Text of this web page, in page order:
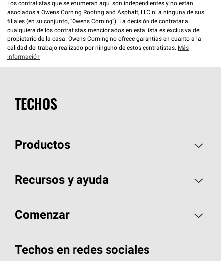
Los contratistas que se enumeran aquí son independientes y no están
asociados a Owens Corning Roofing and Asphalt, LLC ni a ninguna de sus
filiales (en su conjunto, “Owens Corning”). La decisión de contratar a
cualquiera de los contratistas mencionados en esta lista es exclusiva del
propietario de la casa. Owens Corning no ofrece garantías en cuanto a la
calidad del trabajo realizado por ninguno de estos contratistas. Más
información
TECHOS
Productos
Elija sus tejas
Encuentre un contratista
Componentes para techos
Recursos y ayuda
Aspectos básicos sobre techos
Herramientas de diseño y color
Comenzar
Llame al 1-800-GET-PINK®
Techos en redes sociales